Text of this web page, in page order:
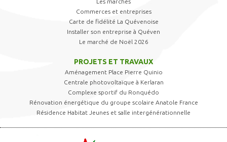
Commerces et entreprises
Carte de fidélité La Quévenoise
Installer son entreprise à Quéven
Le marché de Noël 2026
PROJETS ET TRAVAUX
Aménagement Place Pierre Quinio
Centrale photovoltaïque à Kerlaran
Complexe sportif du Ronquédo
Rénovation énergétique du groupe scolaire Anatole France
Résidence Habitat Jeunes et salle intergénérationnelle